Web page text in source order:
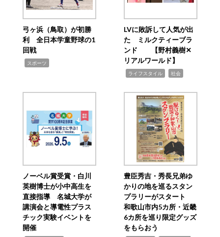
弓ヶ浜（鳥取）が初勝
利 全日本学童野球の1
回戦
スポーツ
LVに敗訴して人気が出
た ミルクティーブラ
ンド 【野村義樹✕
リアルワールド】
ライフスタイル 社会
ノーベル賞受賞・白川
英樹博士が小中高生を
直接指導 名城大学が
講演会と導電性プラス
チック実験イベントを
開催
豊臣秀吉・秀長兄弟ゆ
かりの地を巡るスタン
プラリーがスタート
和歌山市内5カ所・近畿
6カ所を巡り限定グッズ
をもらおう